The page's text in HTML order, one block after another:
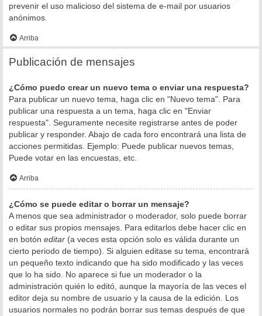
prevenir el uso malicioso del sistema de e-mail por usuarios
anónimos.
Arriba
Publicación de mensajes
¿Cómo puedo crear un nuevo tema o enviar una respuesta?
Para publicar un nuevo tema, haga clic en "Nuevo tema". Para
publicar una respuesta a un tema, haga clic en "Enviar
respuesta". Seguramente necesite registrarse antes de poder
publicar y responder. Abajo de cada foro encontrará una lista de
acciones permitidas. Ejemplo: Puede publicar nuevos temas,
Puede votar en las encuestas, etc.
Arriba
¿Cómo se puede editar o borrar un mensaje?
A menos que sea administrador o moderador, solo puede borrar
o editar sus propios mensajes. Para editarlos debe hacer clic en
en botón editar (a veces esta opción solo es válida durante un
cierto periodo de tiempo). Si alguien editase su tema, encontrará
un pequeño texto indicando que ha sido modificado y las veces
que lo ha sido. No aparece si fue un moderador o la
administración quién lo editó, aunque la mayoría de las veces el
editor deja su nombre de usuario y la causa de la edición. Los
usuarios normales no podrán borrar sus temas después de que